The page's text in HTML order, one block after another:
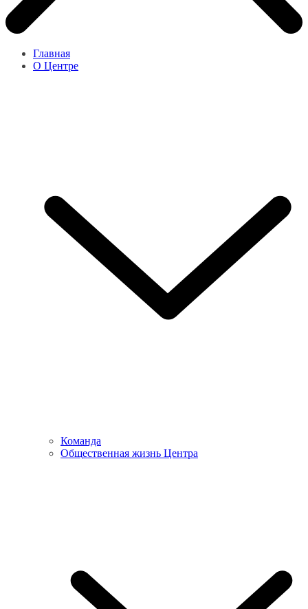
Главная
О Центре
Команда
Общественная жизнь Центра